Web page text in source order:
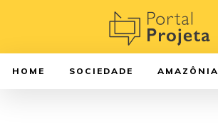
HOME SOCIEDADE AMAZÔNIA